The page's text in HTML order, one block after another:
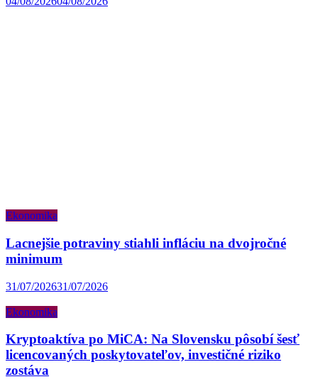
Ekonomika
Lacnejšie potraviny stiahli infláciu na dvojročné
minimum
31/07/202631/07/2026
Ekonomika
Kryptoaktíva po MiCA: Na Slovensku pôsobí šesť
licencovaných poskytovateľov, investičné riziko
zostáva